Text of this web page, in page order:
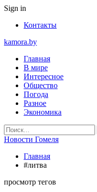
Sign in
Контакты
kamora.by
Главная
В мире
Интересное
Общество
Погода
Разное
Экономика
Новости Гомеля
Главная
#литва
просмотр тегов